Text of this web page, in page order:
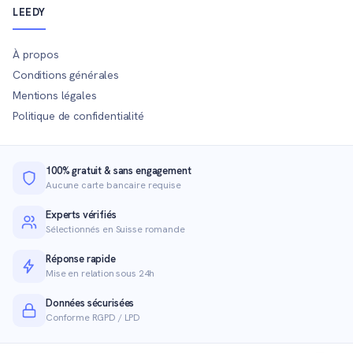
LEEDY
À propos
Conditions générales
Mentions légales
Politique de confidentialité
100% gratuit & sans engagement
Aucune carte bancaire requise
Experts vérifiés
Sélectionnés en Suisse romande
Réponse rapide
Mise en relation sous 24h
Données sécurisées
Conforme RGPD / LPD